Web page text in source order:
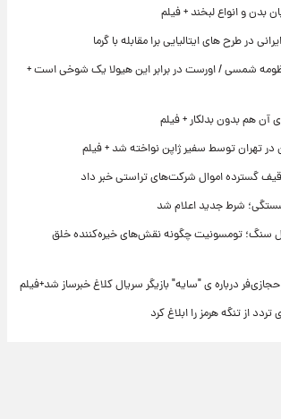
بدن و انواع لبخند + فیلم
در طرح های ایتالیایی برا مقابله با گرما
شمسی / اورست در برابر این هیولا یک شوخی است +
آن هم بدون بدلکار + فیلم
تهران توسط سفیر ژاپن نواخته شد + فیلم
گسترده اموال شرکت‌های تراستی خبر داد
شرط جدید اعلام شد
سنگ؛ تومسونیت چگونه نقش‌های خیره‌کننده خلق
درباره ی "سایه" بازیگر سریال کلاغ خبرساز شد+فیلم